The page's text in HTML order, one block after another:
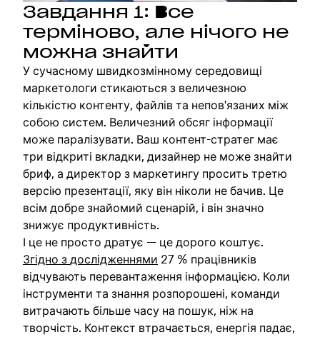
Завдання 1: Все
терміново, але нічого не
можна знайти
У сучасному швидкозмінному середовищі
маркетологи стикаються з величезною
кількістю контенту, файлів та непов'язаних між
собою систем. Величезний обсяг інформації
може паралізувати. Ваш контент-стратег має
три відкриті вкладки, дизайнер не може знайти
бриф, а директор з маркетингу просить третю
версію презентації, яку він ніколи не бачив. Це
всім добре знайомий сценарій, і він значно
знижує продуктивність.
І це не просто дратує — це дорого коштує.
Згідно з дослідженнями 27 % працівників
відчувають перевантаження інформацією. Коли
інструменти та знання розпорошені, команди
витрачають більше часу на пошук, ніж на
творчість. Контекст втрачається, енергія падає,